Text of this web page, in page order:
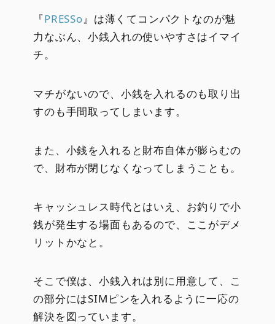
『PRESSo』は薄くてコンパクトなのが魅
力なぶん、小銭入れの使いやすさはイマイ
チ。
マチがないので、小銭を入れるのも取り出
すのも手間取ってしまいます。
また、小銭を入れると財布自体が膨らむの
で、財布が閉じなくなってしまうことも。
キャッシュレス時代とはいえ、お釣りで小
銭が発生する場面もあるので、ここがデメ
リットかなと。
そこで僕は、小銭入れは別に用意して、こ
の部分にはSIMピンを入れるように一応の
解決を図っています。